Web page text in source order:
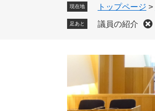
現在地 トップページ >
足あと 議員の紹介